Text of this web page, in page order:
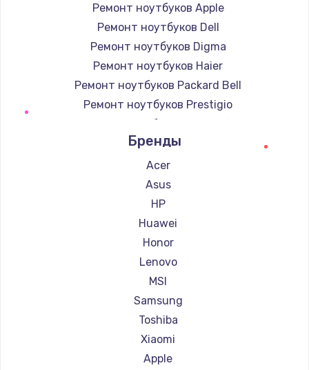
Ремонт ноутбуков Apple
Ремонт ноутбуков Dell
Ремонт ноутбуков Digma
Ремонт ноутбуков Haier
Ремонт ноутбуков Packard Bell
Ремонт ноутбуков Prestigio
Ремонт ноутбуков Microsoft
Ремонт ноутбуков Alienware
Ремонт ноутбуков Aquarius
Ремонт ноутбуков Gigabyte
Ремонт ноутбуков Aorus
Ремонт ноутбуков Maibenben
Ремонт ноутбуков Getac
Ремонт ноутбуков Epson
Ремонт ноутбуков Philips
Ремонт ноутбуков LG
Ремонт ноутбуков Panasonic
Ремонт ноутбуков Irbis
Ремонт ноутбуков Thunderobot
Бренды
Acer
Asus
HP
Huawei
Honor
Lenovo
MSI
Samsung
Toshiba
Xiaomi
Apple